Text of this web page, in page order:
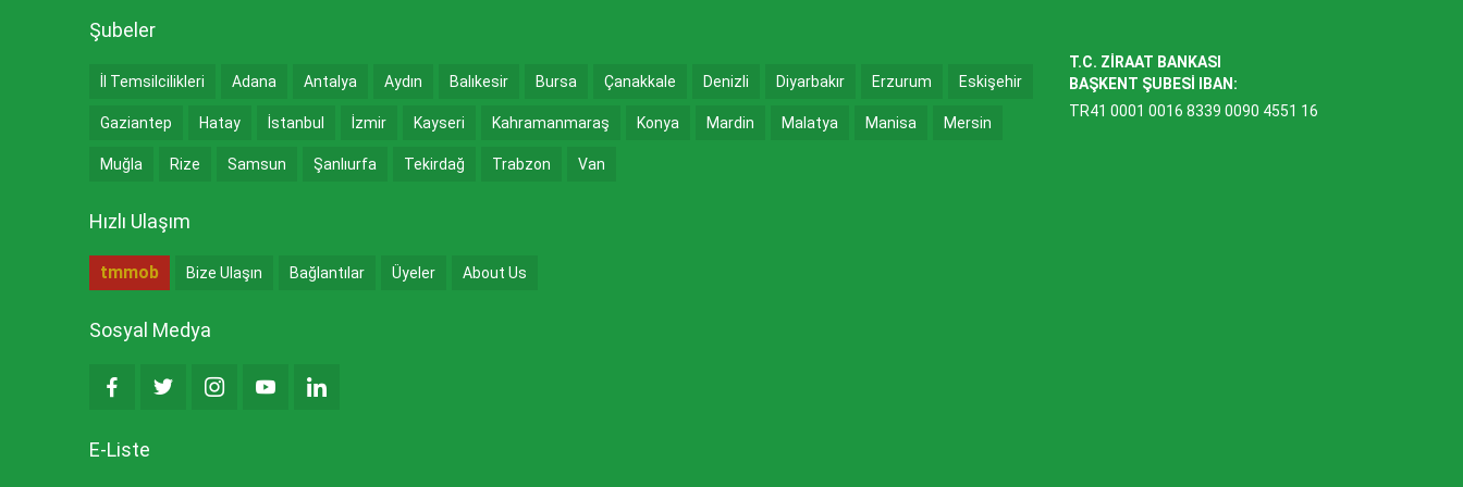
Şubeler
İl Temsilcilikleri Adana Antalya Aydın Balıkesir Bursa Çanakkale Denizli Diyarbakır Erzurum Eskişehir
Gaziantep Hatay İstanbul İzmir Kayseri Kahramanmaraş Konya Mardin Malatya Manisa Mersin
Muğla Rize Samsun Şanlıurfa Tekirdağ Trabzon Van
Hızlı Ulaşım
tmmob Bize Ulaşın Bağlantılar Üyeler About Us
Sosyal Medya
E-Liste
T.C. ZİRAAT BANKASI
BAŞKENT ŞUBESİ IBAN:
TR41 0001 0016 8339 0090 4551 16